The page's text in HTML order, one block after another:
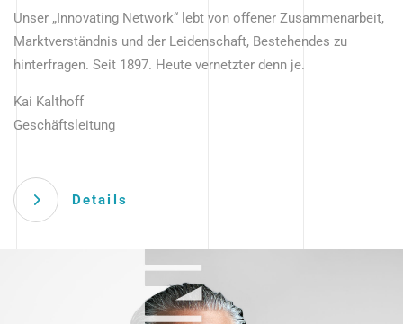
Unser „Innovating Network“ lebt von offener Zusammenarbeit,
Marktverständnis und der Leidenschaft, Bestehendes zu
hinterfragen. Seit 1897. Heute vernetzter denn je.
Kai Kalthoff
Geschäftsleitung
Details